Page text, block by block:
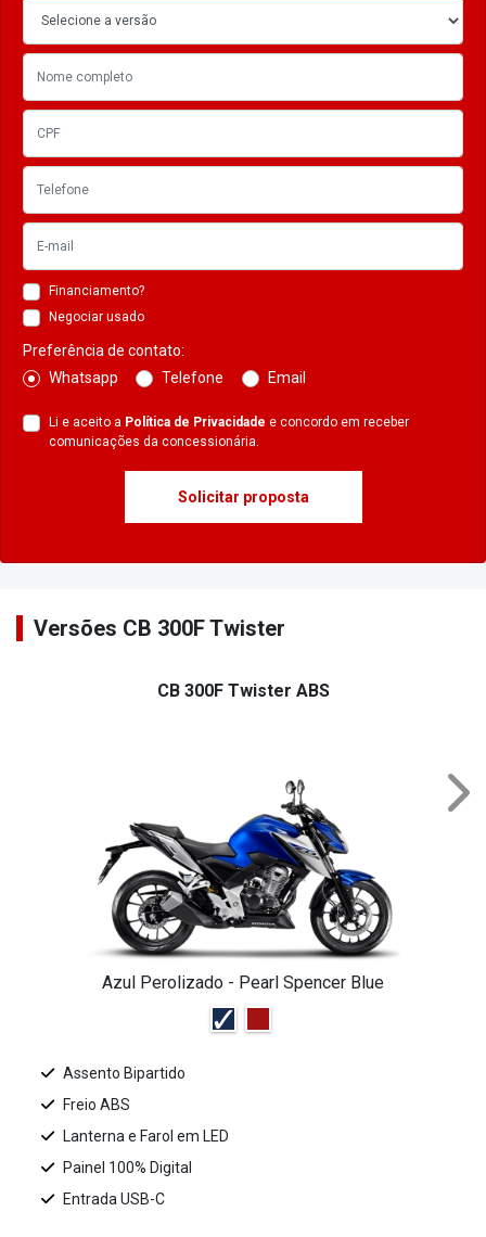
Financiamento?
Negociar usado
Preferência de contato:
Whatsapp
Telefone Email
Li e aceito a Política de Privacidade e concordo em receber
comunicações da concessionária.
Solicitar proposta
Versões CB 300F Twister
CB 300F Twister ABS
Azul Perolizado - Pearl Spencer Blue
Assento Bipartido
Freio ABS
Lanterna e Farol em LED
Painel 100% Digital
Entrada USB-C